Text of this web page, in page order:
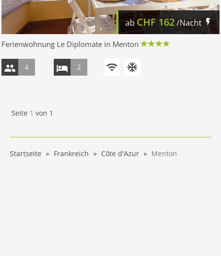
ab CHF 162/Nacht
Ferienwohnung Le Diplomate in Menton
4 2
Seite 1 von 1
Startseite Frankreich Côte d'Azur Menton